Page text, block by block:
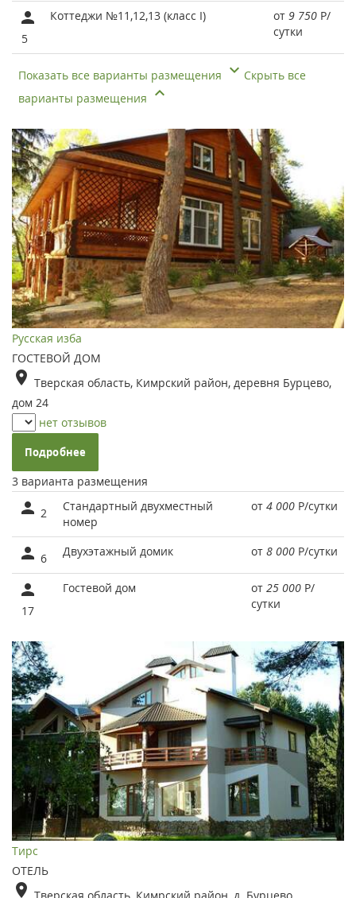
5
Коттеджи №11,12,13 (класс I) от 9 750 Р/
сутки
Показать все варианты размещения
Скрыть все
варианты размещения
Русская изба
ГОСТЕВОЙ ДОМ
Тверская область, Кимрский район, деревня Бурцево,
дом 24
нет отзывов
Подробнее
3 варианта размещения
2
Стандартный двухместный
номер
от 4 000 Р/сутки
6 Двухэтажный домик от 8 000 Р/сутки
17
Гостевой дом от 25 000 Р/
сутки
Тирс
ОТЕЛЬ
Тверская область, Кимрский район, д. Бурцево